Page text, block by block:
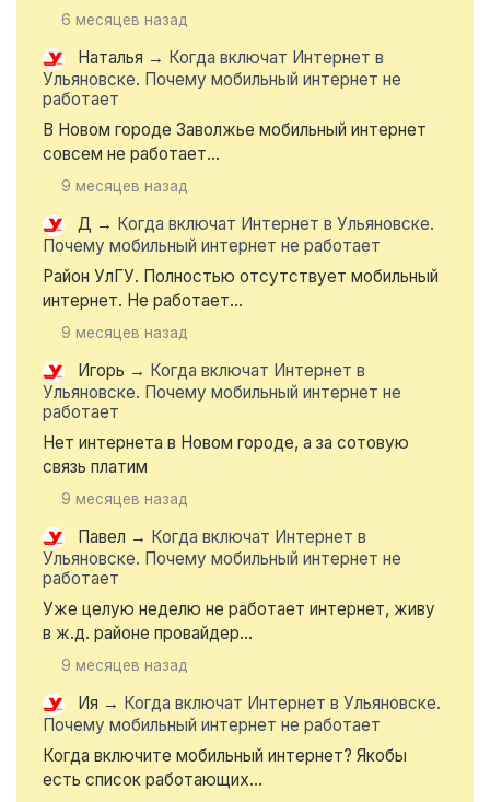
6 месяцев назад
Наталья → Когда включат Интернет в
Ульяновске. Почему мобильный интернет не
работает
В Новом городе Заволжье мобильный интернет
совсем не работает...
9 месяцев назад
Д → Когда включат Интернет в Ульяновске.
Почему мобильный интернет не работает
Район УлГУ. Полностью отсутствует мобильный
интернет. Не работает...
9 месяцев назад
Игорь → Когда включат Интернет в
Ульяновске. Почему мобильный интернет не
работает
Нет интернета в Новом городе, а за сотовую
связь платим
9 месяцев назад
Павел → Когда включат Интернет в
Ульяновске. Почему мобильный интернет не
работает
Уже целую неделю не работает интернет, живу
в ж.д. районе провайдер...
9 месяцев назад
Ия → Когда включат Интернет в Ульяновске.
Почему мобильный интернет не работает
Когда включите мобильный интернет? Якобы
есть список работающих...